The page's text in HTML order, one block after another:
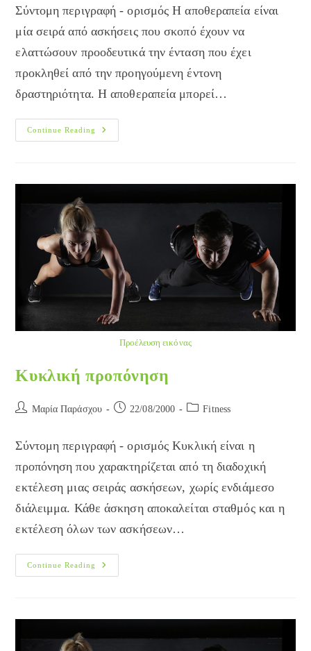
Σύντομη περιγραφή - ορισμός Η αποθεραπεία είναι
μία σειρά από ασκήσεις που σκοπό έχουν να
ελαττώσουν προοδευτικά την ένταση που έχει
προκληθεί από την προηγούμενη έντονη
δραστηριότητα. Η αποθεραπεία μπορεί…
Continue Reading Αποθεραπεία
Προέλευση εικόνας
Κυκλική προπόνηση
Post Μαρία Παράσχου
Post 22/08/2000
PostFitness
Σύντομη περιγραφή - ορισμός Κυκλική είναι η
προπόνηση που χαρακτηρίζεται από τη διαδοχική
εκτέλεση μιας σειράς ασκήσεων, χωρίς ενδιάμεσο
διάλειμμα. Κάθε άσκηση αποκαλείται σταθμός και η
εκτέλεση όλων των ασκήσεων…
Continue Reading
Κυκλική
Προπόνηση